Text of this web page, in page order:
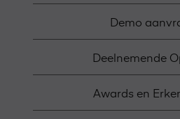
Demo
Deelnemende
Awards en